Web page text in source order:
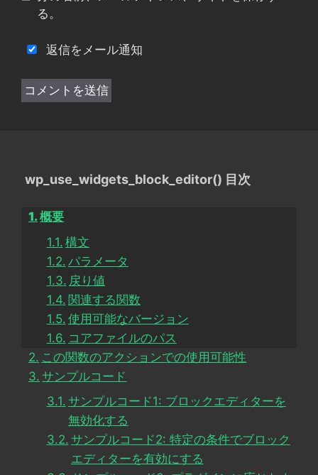
る。
返信をメール通知
wp_use_widgets_block_editor() 目次
概要
構文
パラメータ
戻り値
関連する関数
使用可能なバージョン
コアファイルのパス
この関数のアクションでの使用可能性
サンプルコード
サンプルコード1: ブロックエディターを
無効化する
サンプルコード2: 特定の条件でブロック
エディターを有効にする